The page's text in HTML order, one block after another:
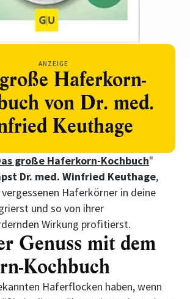
ANZEIGE
Haferkorn-
von Dr. med.
Keuthage
große Haferkorn-Kochbuch"
Dr. med. Winfried Keuthage,
Haferkörner in deine
und so von ihrer
Wirkung profitierst.
Genuss mit dem
Kochbuch
Haferflocken haben, wenn